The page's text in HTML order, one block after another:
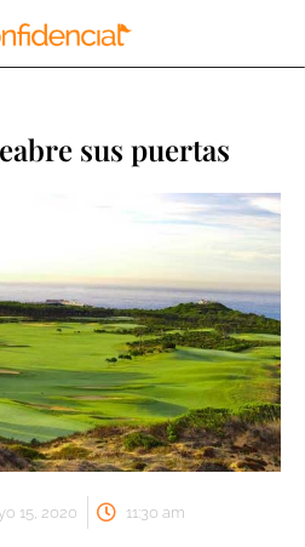
sus puertas
15, 2020 11:30 am